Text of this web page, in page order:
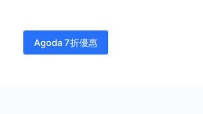
Agoda 7折優惠